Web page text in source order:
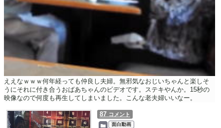
ええなｗｗｗ何年経っても仲良し夫婦。無邪気なおじいちゃんと楽しそ
うにそれに付き合うおばあちゃんのビデオです。ステキやんか。15秒の
映像なので何度も再生してしまいました。こんな老夫婦いいなー。
87 コメント
面白動画